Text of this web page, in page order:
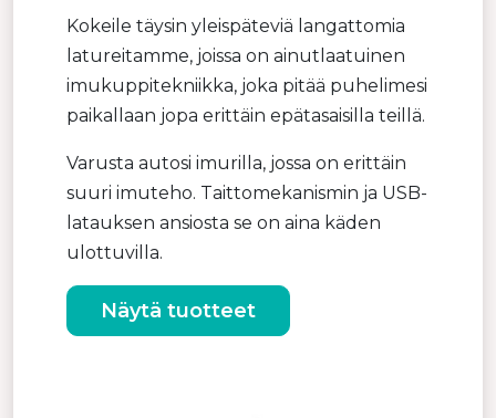
Kokeile täysin yleispäteviä langattomia
latureitamme, joissa on ainutlaatuinen
imukuppitekniikka, joka pitää puhelimesi
paikallaan jopa erittäin epätasaisilla teillä.
Varusta autosi imurilla, jossa on erittäin
suuri imuteho. Taittomekanismin ja USB-
latauksen ansiosta se on aina käden
ulottuvilla.
Näytä tuotteet